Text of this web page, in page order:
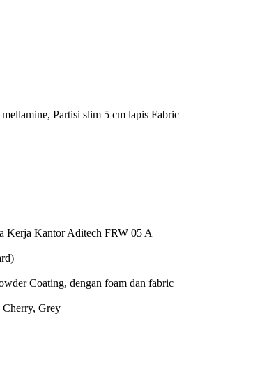
Partisi slim 5 cm lapis Fabric
Kerja Kantor Aditech FRW 05 A
Coating, dengan foam dan fabric
Cherry, Grey